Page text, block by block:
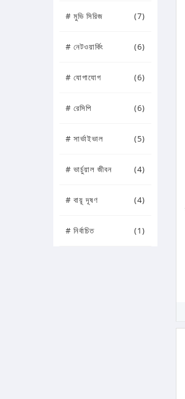
# মুভি সিরিজ (7)
# নেটওয়ার্কিং (6)
# যোগাযোগ (6)
# রেসিপি (6)
# সার্ভাইভাল (5)
# ভার্চুয়াল জীবন (4)
# বায়ূ দূষণ (4)
# নির্বাচিত (1)